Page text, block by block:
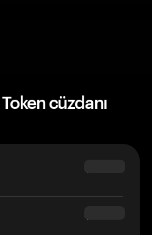
cüzdanı
$69.90
$54.90